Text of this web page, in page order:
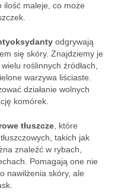
ilość maleje, co może
odgrywają
się skóry. Znajdziemy je
roślinnych źródłach,
warzywa liściaste.
działanie wolnych
komórek.
tłuszcze , które
takich jak
znaleźć w rybach,
Pomagają one nie
nawilżenia skóry, ale